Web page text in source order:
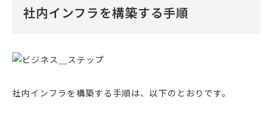
社内インフラを構築する手順
社内インフラを構築する手順は、以下のとおりです。